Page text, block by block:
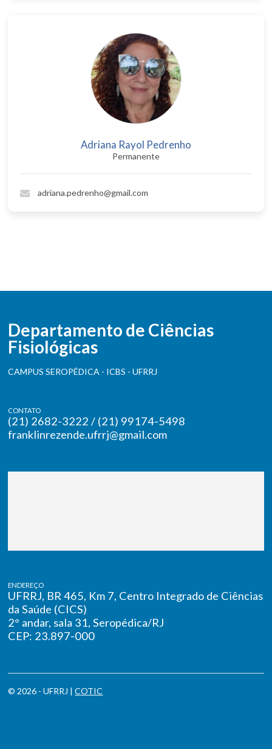
Adriana Rayol Pedrenho
Permanente
adriana.pedrenho@gmail.com
Departamento de Ciências
Fisiológicas
CAMPUS SEROPÉDICA - ICBS - UFRRJ
CONTATO
(21) 2682-3222 / (21) 99174-5498
franklinrezende.ufrrj@gmail.com
ENDEREÇO
UFRRJ, BR 465, Km 7, Centro Integrado de Ciências
da Saúde (CICS)
2° andar, sala 31, Seropédica/RJ
CEP: 23.897-000
© 2026 - UFRRJ |COTIC